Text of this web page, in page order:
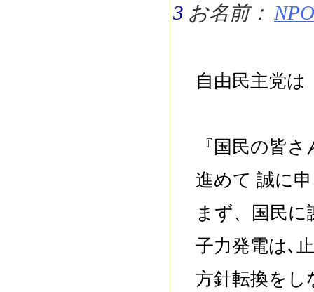
3 お名前：
自由民主党は
『国民の皆
進めて 誠に
まず、国民
子力発電は､
方針転換をし